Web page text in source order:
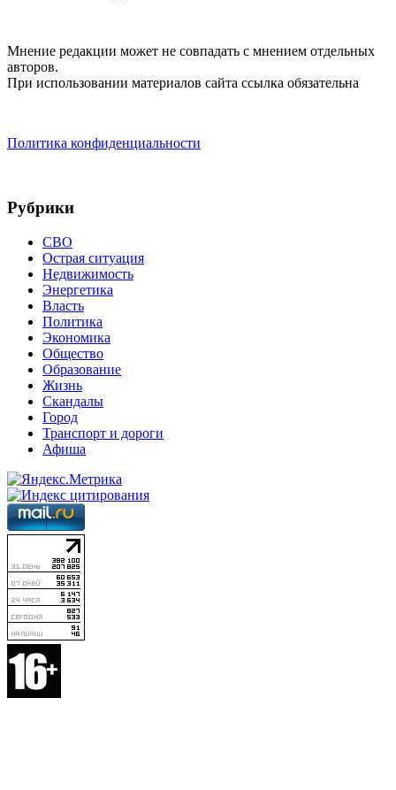
Мнение редакции может не совпадать с мнением отдельных
авторов.
При использовании материалов сайта ссылка обязательна
Политика конфиденциальности
Рубрики
СВО
Острая ситуация
Недвижимость
Энергетика
Власть
Политика
Экономика
Общество
Образование
Жизнь
Скандалы
Город
Транспорт и дороги
Афиша